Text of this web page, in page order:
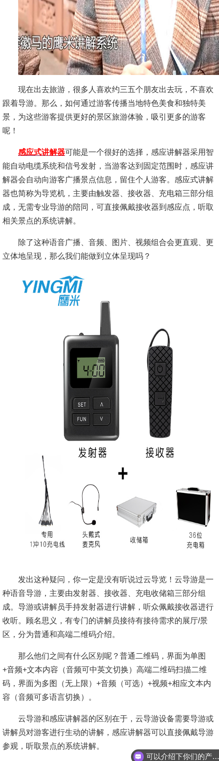
现在出去旅游，很多人喜欢约三五个朋友出去玩，不喜欢
跟着导游。那么，如何通过游客传播当地特色美食和独特美
景，为这些游客提供更好的景区旅游体验，吸引更多的游客
呢！
感应式讲解器可能是一个很好的选择，感应讲解器采用智
能自动电缆系统和信号发射，当游客达到固定范围时，感应讲
解器会自动向游客广播景点信息，留住个人游客。感应式讲解
器也简称为导览机，主要由触发器、接收器、充电箱三部分组
成，无需专业导游的陪同，可直接佩戴接收器到感应点，听取
相关景点的系统讲解。
除了这种语音广播、音频、图片、视频组合会更直观、更
立体地呈现，那么我们能做到立体呈现吗？
发出这种疑问，你一定是没有听说过云导览！云导游是一
种语音导游，主要由发射器、接收器、充电收储箱三部分组
成。导游或讲解员手持发射器进行讲解，听众佩戴接收器进行
收听。顾名思义，有专门的讲解员接待有接待需求的展厅/景
区，分为普通和高端二维码介绍。
那么他们之间有什么区别呢？普通二维码，界面为单图
+音频+文本内容（音频可中英文切换）高端二维码扫描二维
码，界面为多图（无上限）+音频（可选）+视频+相应文本内
容（音频可多语言切换）。
云导游和感应讲解器的区别在于，云导游设备需要导游或
讲解员对游客进行生动的讲解，感应讲解器可以直接佩戴导游
参观，听取景点的系统讲解。
可以介绍下你们的产品么